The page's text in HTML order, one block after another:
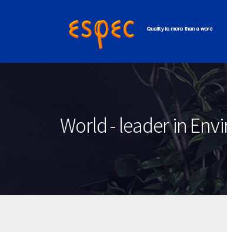
World - leader in